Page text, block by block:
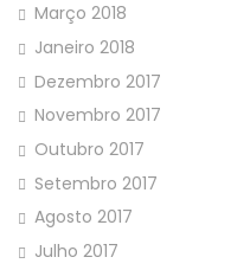
Março 2018
Janeiro 2018
Dezembro 2017
Novembro 2017
Outubro 2017
Setembro 2017
Agosto 2017
Julho 2017